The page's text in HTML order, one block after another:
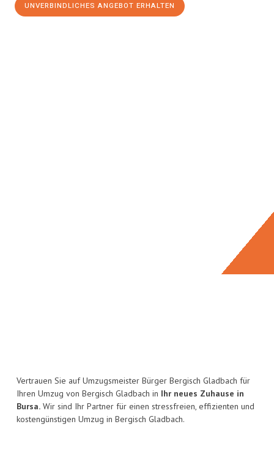
UNVERBINDLICHES ANGEBOT ERHALTEN
Vertrauen Sie auf Umzugsmeister Bürger Bergisch Gladbach für
Ihren Umzug von Bergisch Gladbach in Ihr neues Zuhause in
Bursa. Wir sind Ihr Partner für einen stressfreien, effizienten und
kostengünstigen Umzug in Bergisch Gladbach.